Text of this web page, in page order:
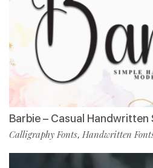
Barbie – Casual Handwritten
Calligraphy Fonts, Handwritten